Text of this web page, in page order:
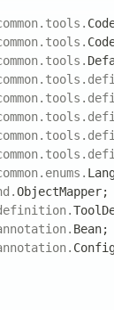
. tools .
. tools .
. tools .
. tools .
. tools .
. tools .
. tools .
. tools .
. enums .
.ObjectMapper;
.
. Bean;
.